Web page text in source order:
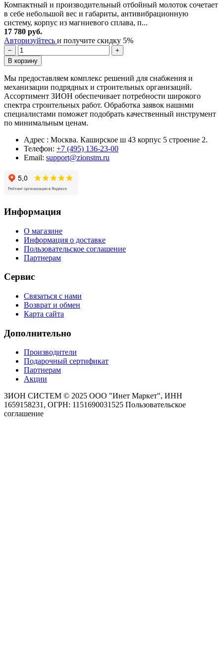
Компактный и производительный отбойный молоток сочетает
в себе небольшой вес и габариты, антивибрационную
систему, корпус из магниевого сплава, п...
17 780 руб.
Авторизуйтесь и получите скидку 5%
−
+
В корзину
Мы предоставляем комплекс решений для снабжения и
механизации подрядных и строительных организаций.
Ассортимент ЗИОН обеспечивает потребности широкого
спектра строительных работ. Обработка заявок нашими
специалистами поможет подобрать качественный инструмент
по минимальным ценам.
Адрес : Москва. Каширское ш 43 корпус 5 строение 2.
Телефон: +7 (495) 136-23-00
Email: support@zionstm.ru
Информация
О магазине
Информация о доставке
Пользовательское соглашение
Партнерам
Сервис
Связаться с нами
Возврат и обмен
Карта сайта
Дополнительно
Производители
Подарочный сертификат
Партнерам
Акции
ЗИОН СИСТЕМ © 2025 ООО "Инет Маркет", ИНН
1659158231, ОГРН: 1151690031525 Пользовательское
соглашение